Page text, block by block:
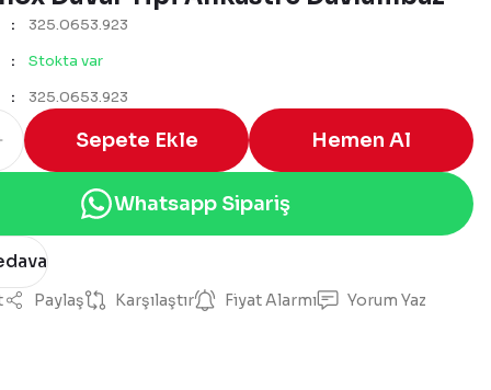
325.0653.923
Stokta var
325.0653.923
Sepete Ekle Hemen Al
Whatsapp Sipariş
Paylaş Karşılaştır Fiyat Alarmı Yorum Yaz